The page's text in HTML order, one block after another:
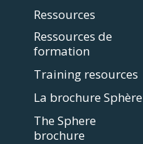
Ressources
Ressources de
formation
Training resources
La brochure Sphère
The Sphere
brochure